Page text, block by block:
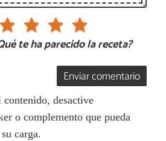
te ha parecido la receta?
Enviar comentario
desactive
o complemento que pueda
carga.